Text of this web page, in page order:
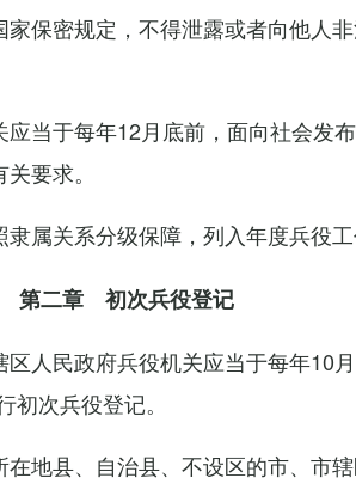
保密规定，不得泄露或者向他人
当于每年12月底前，面向社会发
要求。
属关系分级保障，列入年度兵役工
第二章 初次兵役登记
人民政府兵役机关应当于每年10
次兵役登记。
地县、自治县、不设区的市、市